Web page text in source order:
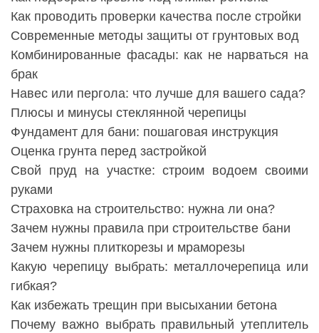
Как проводить проверки качества после стройки
Современные методы защиты от грунтовых вод
Комбинированные фасады: как не нарваться на
брак
Навес или пергола: что лучше для вашего сада?
Плюсы и минусы стеклянной черепицы
Фундамент для бани: пошаговая инструкция
Оценка грунта перед застройкой
Свой пруд на участке: строим водоем своими
руками
Страховка на строительство: нужна ли она?
Зачем нужны правила при строительстве бани
Зачем нужны плиткорезы и мраморезы
Какую черепицу выбрать: металлочерепица или
гибкая?
Как избежать трещин при высыхании бетона
Почему важно выбрать правильный утеплитель